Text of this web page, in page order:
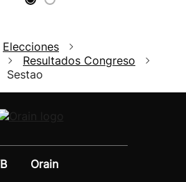
Elecciones
Resultados Congreso
Sestao
Orain